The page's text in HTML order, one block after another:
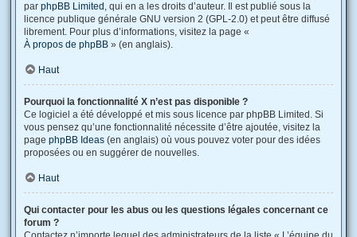
par phpBB Limited , qui en a les droits d’auteur. Il est publié sous la
licence publique générale GNU version 2 (GPL-2.0) et peut être diffusé
librement. Pour plus d’informations, visitez la page «
À propos de phpBB » (en anglais).
Haut
Pourquoi la fonctionnalité X n’est pas disponible ?
Ce logiciel a été développé et mis sous licence par phpBB Limited. Si
vous pensez qu’une fonctionnalité nécessite d’être ajoutée, visitez la
page phpBB Ideas (en anglais) où vous pouvez voter pour des idées
proposées ou en suggérer de nouvelles.
Haut
Qui contacter pour les abus ou les questions légales concernant ce
forum ?